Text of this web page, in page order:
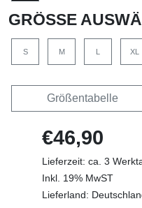
GRÖSSE
S M XL
Größentabelle
€46,90
Lieferzeit: ca. 3
Inkl. 19% MwST
Lieferland: